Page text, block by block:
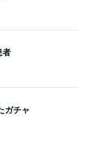
者
ガチャ